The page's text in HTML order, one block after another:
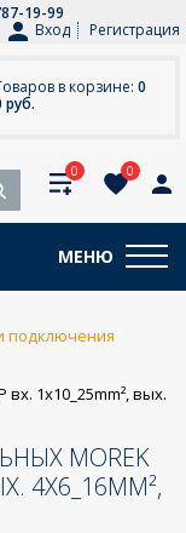
19-99
Вход
Регистрация
в корзине: 0
руб.
0 0
МЕНЮ
подключения
1x10_25mm², вых.
MOREK
4X6_16MM²,